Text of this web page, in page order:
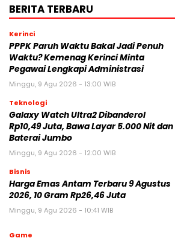
BERITA TERBARU
Kerinci
PPPK Paruh Waktu Bakal Jadi Penuh
Waktu? Kemenag Kerinci Minta
Pegawai Lengkapi Administrasi
Minggu, 9 Agu 2026 - 13:00 WIB
Teknologi
Galaxy Watch Ultra2 Dibanderol
Rp10,49 Juta, Bawa Layar 5.000 Nit dan
Baterai Jumbo
Minggu, 9 Agu 2026 - 12:00 WIB
Bisnis
Harga Emas Antam Terbaru 9 Agustus
2026, 10 Gram Rp26,46 Juta
Minggu, 9 Agu 2026 - 10:41 WIB
Game